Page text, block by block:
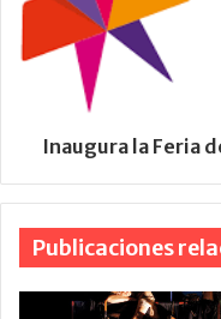
Inaugura la Feria
Publicaciones